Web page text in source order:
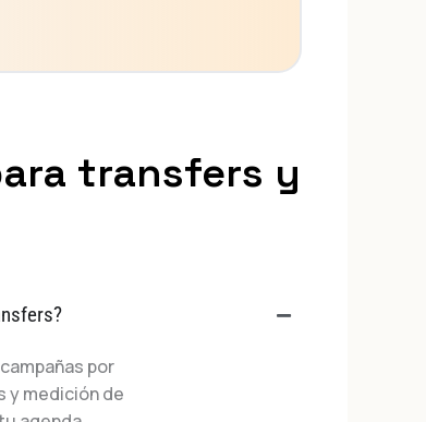
transfers y
por
y medición de